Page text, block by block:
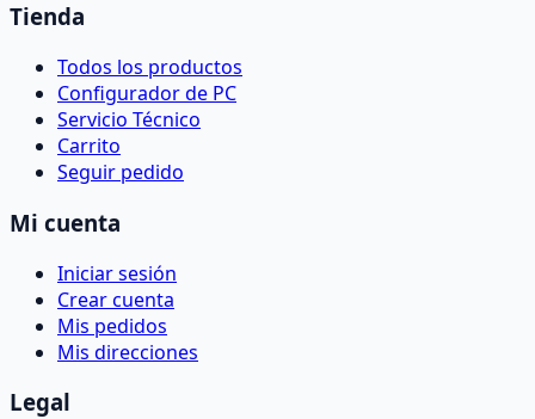
Tienda
Todos los productos
Configurador de PC
Servicio Técnico
Carrito
Seguir pedido
Mi cuenta
Iniciar sesión
Crear cuenta
Mis pedidos
Mis direcciones
Legal